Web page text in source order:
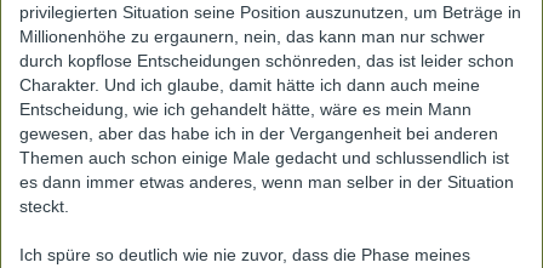
privilegierten Situation seine Position auszunutzen, um Beträge in
Millionenhöhe zu ergaunern, nein, das kann man nur schwer
durch kopflose Entscheidungen schönreden, das ist leider schon
Charakter. Und ich glaube, damit hätte ich dann auch meine
Entscheidung, wie ich gehandelt hätte, wäre es mein Mann
gewesen, aber das habe ich in der Vergangenheit bei anderen
Themen auch schon einige Male gedacht und schlussendlich ist
es dann immer etwas anderes, wenn man selber in der Situation
steckt.
Ich spüre so deutlich wie nie zuvor, dass die Phase meines